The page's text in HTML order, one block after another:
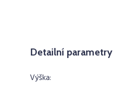
Detailní parametry
Výška: